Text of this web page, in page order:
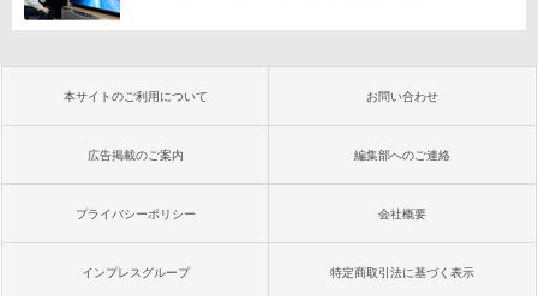
本サイトのご利用について お問い合わせ
広告掲載のご案内 編集部へのご連絡
プライバシーポリシー 会社概要
インプレスグループ 特定商取引法に基づく表示